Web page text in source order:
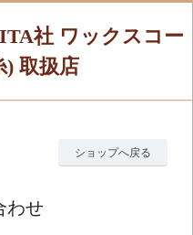
社 ワックスコー
) 取扱店
ショップへ戻る
わせ